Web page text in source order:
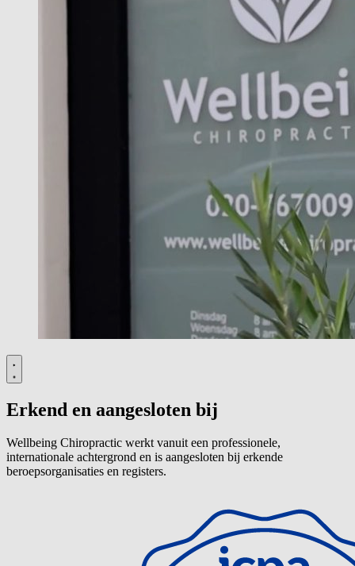
Erkend en aangesloten bij
Wellbeing Chiropractic werkt vanuit een professionele,
internationale achtergrond en is aangesloten bij erkende
beroepsorganisaties en registers.